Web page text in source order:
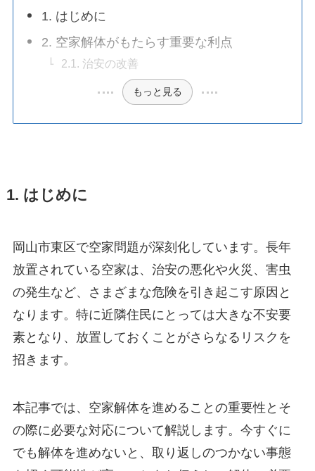
1. はじめに
2. 空家解体がもたらす重要な利点
2.1. 治安の改善
もっと見る
1. はじめに
岡山市東区で空家問題が深刻化しています。長年
放置されている空家は、治安の悪化や火災、害虫
の発生など、さまざまな危険を引き起こす原因と
なります。特に近隣住民にとっては大きな不安要
素となり、放置しておくことがさらなるリスクを
招きます。
本記事では、空家解体を進めることの重要性とそ
の際に必要な対応について解説します。今すぐに
でも解体を進めないと、取り返しのつかない事態